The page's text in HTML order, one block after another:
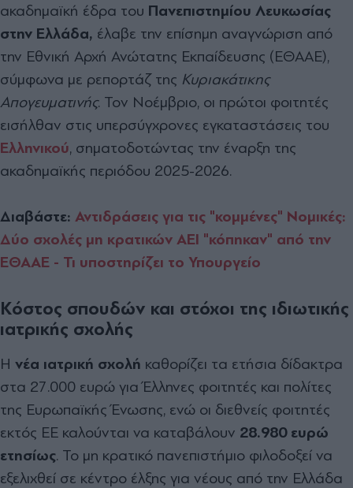
ακαδημαϊκή έδρα του Πανεπιστημίου Λευκωσίας
στην Ελλάδα, έλαβε την επίσημη αναγνώριση από
την Εθνική Αρχή Ανώτατης Εκπαίδευσης (ΕΘΑΑΕ),
σύμφωνα με ρεπορτάζ της Κυριακάτικης
Απογευματινής. Τον Νοέμβριο, οι πρώτοι φοιτητές
εισήλθαν στις υπερσύγχρονες εγκαταστάσεις του
Ελληνικού, σηματοδοτώντας την έναρξη της
ακαδημαϊκής περιόδου 2025-2026.
Διαβάστε: Αντιδράσεις για τις "κομμένες" Νομικές:
Δύο σχολές μη κρατικών ΑΕΙ "κόπηκαν" από την
ΕΘΑΑΕ - Τι υποστηρίζει το Υπουργείο
Κόστος σπουδών και στόχοι της ιδιωτικής
ιατρικής σχολής
Η νέα ιατρική σχολή καθορίζει τα ετήσια δίδακτρα
στα 27.000 ευρώ για Έλληνες φοιτητές και πολίτες
της Ευρωπαϊκής Ένωσης, ενώ οι διεθνείς φοιτητές
εκτός ΕΕ καλούνται να καταβάλουν 28.980 ευρώ
ετησίως. Το μη κρατικό πανεπιστήμιο φιλοδοξεί να
εξελιχθεί σε κέντρο έλξης για νέους από την Ελλάδα